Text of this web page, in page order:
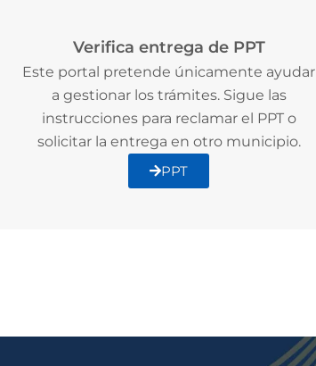
Verifica entrega de PPT
Este portal pretende únicamente ayudar
a gestionar los trámites. Sigue las
instrucciones para reclamar el PPT o
solicitar la entrega en otro municipio.
PPT